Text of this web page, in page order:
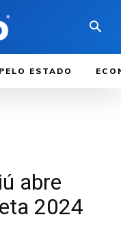
PELO ESTADO
abre
2024